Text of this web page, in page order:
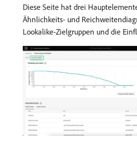
Diese Seite hat drei
Ähnlichkeits- und
Lookalike-Zielgruppen und die